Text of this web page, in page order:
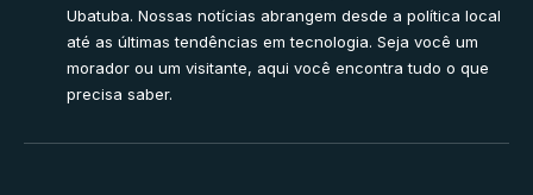
Ubatuba. Nossas notícias abrangem desde a política local
até as últimas tendências em tecnologia. Seja você um
morador ou um visitante, aqui você encontra tudo o que
precisa saber.